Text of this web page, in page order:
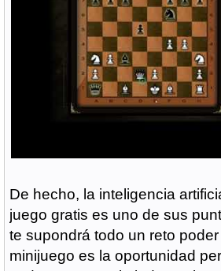
De hecho, la inteligencia
juego gratis es uno de sus
te supondrá todo un reto
minijuego es la oportunidad